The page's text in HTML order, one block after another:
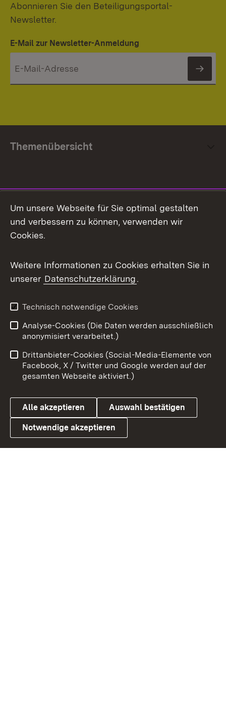
Abonnieren Sie den Beteiligungsportal-
Newsletter.
E-Mail zur Newsletter-Anmeldung
Themenübersicht
Facebook
X / Twitter
Youtube
Link zum Landesportal
Impressum
Kontakt
Barrierefreiheit
Datenschutz
Cookies
Um unsere Webseite für Sie optimal gestalten
und verbessern zu können, verwenden wir
Cookies.
Weitere Informationen zu Cookies erhalten Sie in
unserer Datenschutzerklärung.
Technisch notwendige Cookies
Analyse-Cookies (Die Daten werden ausschließlich
anonymisiert verarbeitet.)
Drittanbieter-Cookies (Social-Media-Elemente von
Facebook, X / Twitter und Google werden auf der
gesamten Webseite aktiviert.)
Alle akzeptieren Auswahl bestätigen
Notwendige akzeptieren